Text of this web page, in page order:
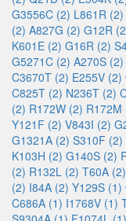
G3556C (2) L861R (2)
(2) A827G (2) G12R
K601E (2) G16R (2)
G5271C (2) A270S (2)
C3670T (2) E255V (2)
C825T (2) N236T (2)
(2) R172W (2) R172M
Y121F (2) V843I (2)
G1321A (2) S310F (2)
K103H (2) G140S (2)
(2) R132L (2) T60A (2)
(2) I84A (2) Y129S (1)
C686A (1) I1768V (1)